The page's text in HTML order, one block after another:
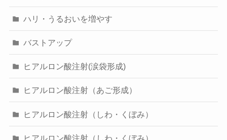
ハリ・うるおいを増やす
バストアップ
ヒアルロン酸注射(涙袋形成)
ヒアルロン酸注射（あご形成）
ヒアルロン酸注射（しわ・くぼみ）
ヒアルロン酸注射（しわ・くぼみ）